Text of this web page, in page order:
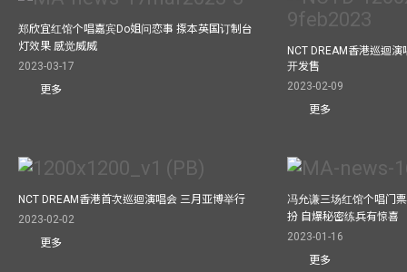
郑欣宜红馆个唱嘉宾Do姐问恋事 揼本英国订制台
灯效果 感觉威威
2023-03-17
更多
NCT DREAM香港巡迴
开发售
2023-02-09
更多
NCT DREAM香港首次巡迴演唱会 三月亚博举行
2023-02-02
更多
冯允谦三场红馆个唱门
扮 自爆秘密练兵有惊喜
2023-01-16
更多